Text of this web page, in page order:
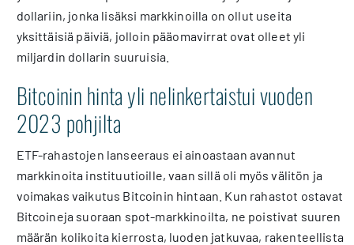
dollariin, jonka lisäksi markkinoilla on ollut useita
yksittäisiä päiviä, jolloin pääomavirrat ovat olleet yli
miljardin dollarin suuruisia.
Bitcoinin hinta yli nelinkertaistui vuoden
2023 pohjilta
ETF-rahastojen lanseeraus ei ainoastaan avannut
markkinoita instituutioille, vaan sillä oli myös välitön ja
voimakas vaikutus Bitcoinin hintaan. Kun rahastot ostavat
Bitcoineja suoraan spot-markkinoilta, ne poistivat suuren
määrän kolikoita kierrosta, luoden jatkuvaa, rakenteellista